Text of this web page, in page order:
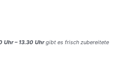
Uhr – 13.30 Uhrgibt es frisch zubereitete